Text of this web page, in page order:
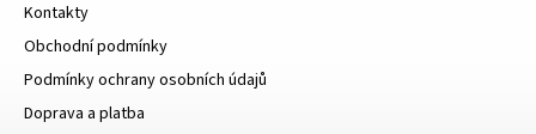
Kontakty
Obchodní podmínky
Podmínky ochrany osobních údajů
Doprava a platba